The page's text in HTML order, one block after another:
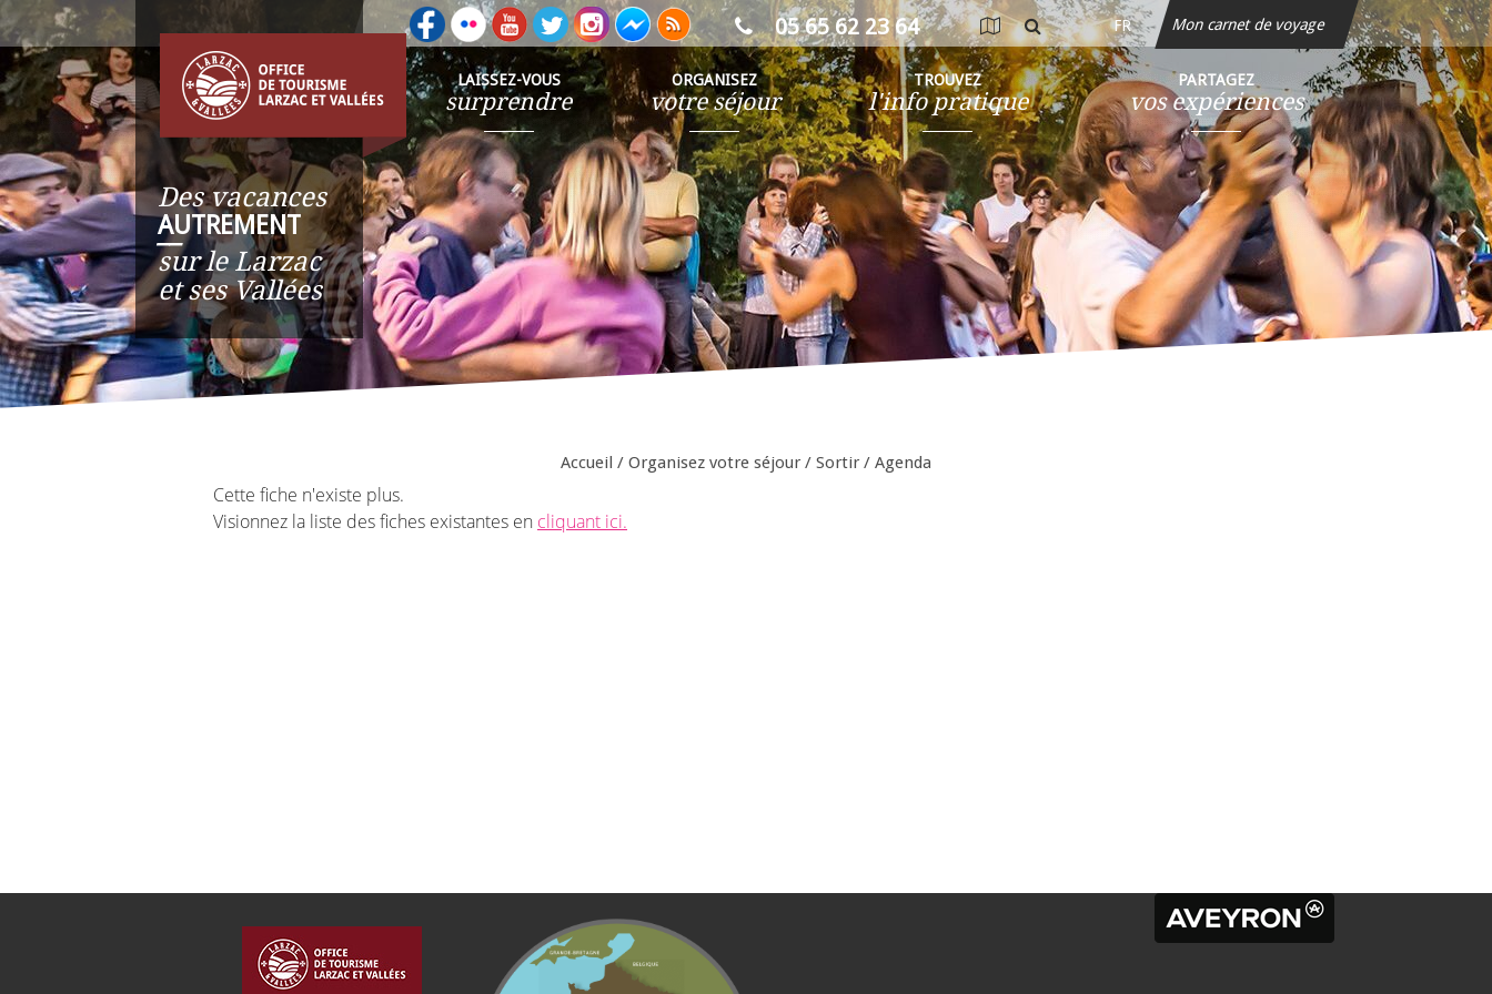
Des vacances
AUTREMENT
__
sur le Larzac
et ses Vallées
LAISSEZ-VOUS
surprendre
ORGANISEZ
votre séjour
TROUVEZ
l'info pratique
PARTAGEZ
vos expériences
05 65 62 23 64
carte
interactive
rechercher
FR Mon carnet de voyage
Accueil / Organisez votre séjour / Sortir / Agenda
Cette fiche n'existe plus.
Visionnez la liste des fiches existantes en cliquant ici.